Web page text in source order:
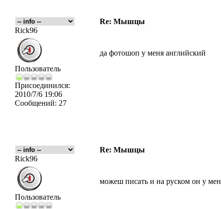
Re: Мышцы
Rick96
Пользователь
Присоединился:
2010/7/6 19:06
Сообщений: 27
да фотошоп у меня английский
Re: Мышцы
Rick96
Пользователь
можеш писать и на руском он у